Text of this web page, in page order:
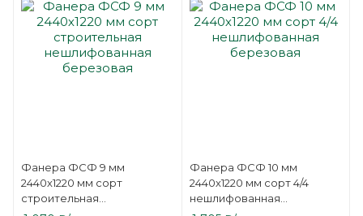
Фанера ФСФ 9 мм
2440х1220 мм сорт
строительная
нешлифованная
Фанера ФСФ 10 мм
2440х1220 мм сорт 4/4
нешлифованная
березовая